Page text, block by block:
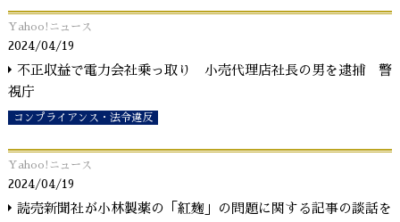
Yahoo!ニュース
2024/04/19
不正収益で電力会社乗っ取り 小売代理店社長の男を逮捕 警
視庁
コンプライアンス・法令違反
Yahoo!ニュース
2024/04/19
読売新聞社が小林製薬の「紅麹」の問題に関する記事の談話を